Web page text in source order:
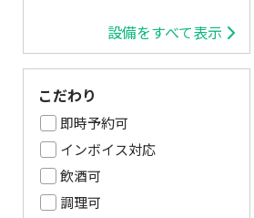
設備をすべて表示
こだわり
即時予約可
インボイス対応
飲酒可
調理可